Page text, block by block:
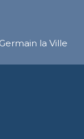
la Ville